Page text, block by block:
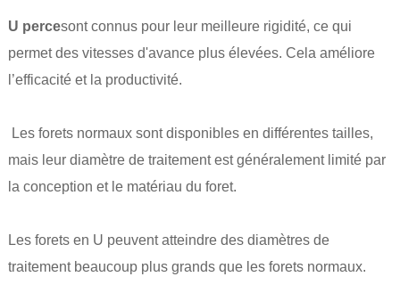
U percesont connus pour leur meilleure rigidité, ce qui
permet des vitesses d'avance plus élevées. Cela améliore
l’efficacité et la productivité.
Les forets normaux sont disponibles en différentes tailles,
mais leur diamètre de traitement est généralement limité par
la conception et le matériau du foret.
Les forets en U peuvent atteindre des diamètres de
traitement beaucoup plus grands que les forets normaux.